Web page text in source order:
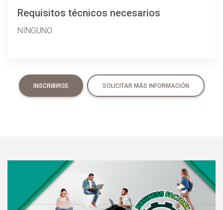
Requisitos técnicos necesarios
NINGUNO
INSCRIBIRSE SOLICITAR MÁS INFORMACIÓN